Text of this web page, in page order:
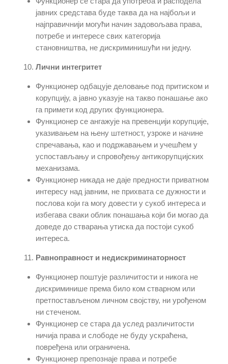
јавних средстава буде таква да на најбољи и
најправичнији могући начин задовољава права,
потребе и интересе свих категорија
становништва, не дискриминишући ни једну.
Лични интегритет
Функционер одбацује деловање под притиском и
корупцију, а јавно указује на такво понашање ако
га примети код других функционера.
Функционер се ангажује на превенцији корупције,
указивањем на њену штетност, узроке и начине
спречавања, као и подржавањем и учешћем у
успостављању и спровођењу антикорупцијских
механизама.
Функционер никада не даје предности приватном
интересу над јавним, не прихвата се дужности и
послова који га могу довести у сукоб интереса и
избегава сваки облик понашања који би могао да
доведе до стварања утиска да постоји сукоб
интереса.
Равноправност и недискриминаторност
Функционер поштује различитости и никога не
дискриминише према било ком стварном или
претпостављеном личном својству, ни урођеном
ни стеченом.
Функционер се стара да услед различитости
ничија права и слободе не буду ускраћена,
повређена или ограничена.
Функционер препознаје права и потребе